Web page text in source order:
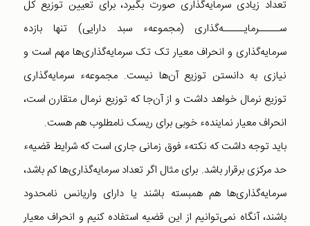
تعداد زیادی سرمایه‌گذاری صورت بگیرد، برای تعیین توزیع کل
ســـــرمایـــــه‌گذاری (مجموعهء سبد دارایی) تنها بازده
سرمایه‌گذاری و انحراف معیار تک تک سرمایه‌گذاری‌ها مهم است و
نیازی به دانستن توزیع آن‌ها نیست. مجموعهء سرمایه‌گذاری
توزیع نرمال خواهد داشت و از آن‌جا که توزیع نرمال متقارن است،
انحراف معیار نمایندهء خوبی برای ریسک نامطلوب هم هست.
باید توجه داشت که نکتهء فوق زمانی جاری است که شرایط قضیهء
حد مرکزی برقرار باشد. برای مثال اگر تعداد سرمایه‌گذاری‌ها کم باشد،
سرمایه‌گذاری‌ها هم همبسته باشند یا دارای واریانس نامحدود
باشند، آنگاه نمی‌توانیم از این قضیه استفاده کنیم و انحراف معیار